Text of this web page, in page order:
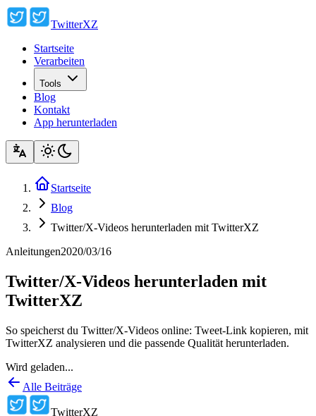
TwitterXZ
Startseite
Verarbeiten
Tools
Blog
Kontakt
App herunterladen
Startseite
Blog
Twitter/X-Videos herunterladen mit TwitterXZ
Anleitungen2020/03/16
Twitter/X-Videos herunterladen mit
TwitterXZ
So speicherst du Twitter/X-Videos online: Tweet-Link kopieren, mit
TwitterXZ analysieren und die passende Qualität herunterladen.
Wird geladen...
Alle Beiträge
TwitterXZ